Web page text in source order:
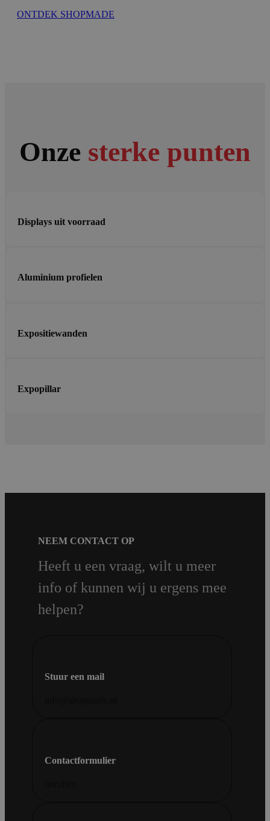
ONTDEK SHOPMADE
Onze sterke punten
Displays uit voorraad
Aluminium profielen
Expositiewanden
Expopillar
NEEM CONTACT OP
Heeft u een vraag, wilt u meer
info of kunnen wij u ergens mee
helpen?
Stuur een mail
Contactformulier